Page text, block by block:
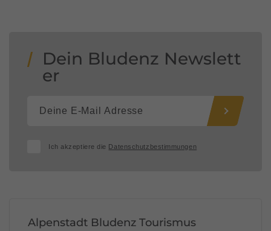
Dein Bludenz Newslett
er
Ich akzeptiere die Datenschutzbestimmungen
Alpenstadt Bludenz Tourismus